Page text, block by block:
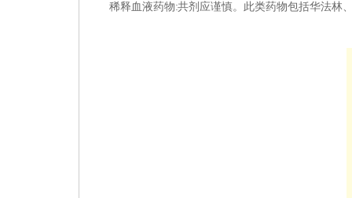
稀释 血液药物:共剂应谨慎。 此类药物包括华法林